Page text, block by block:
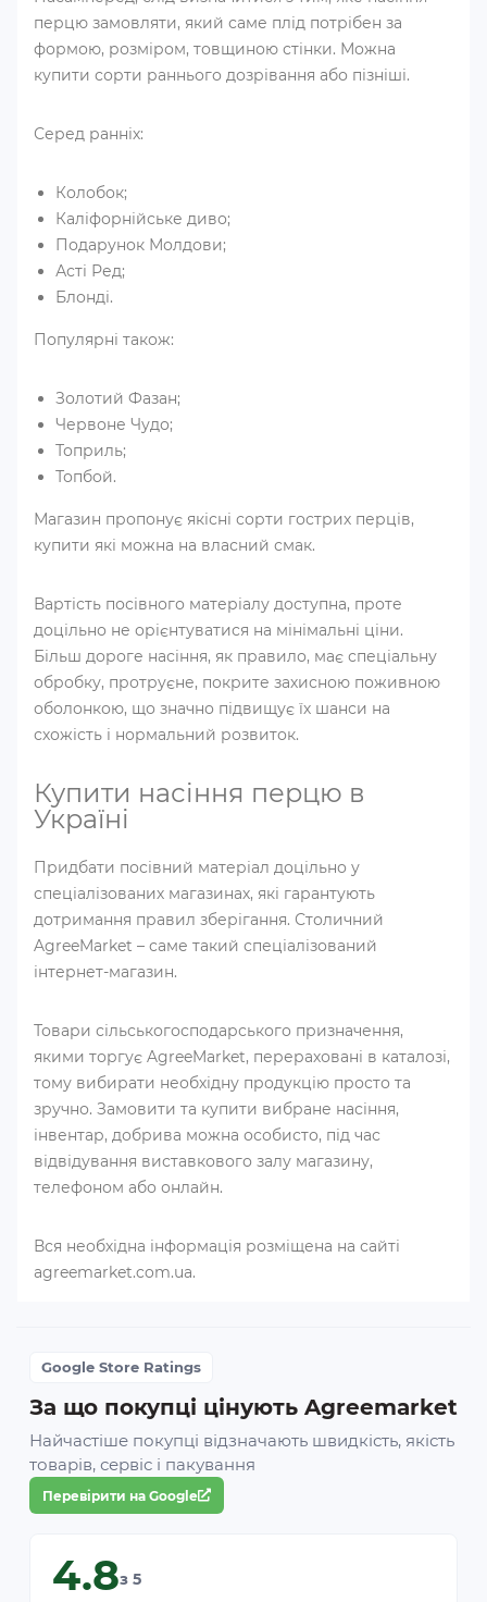
перцю замовляти, який саме плід потрібен за
формою, розміром, товщиною стінки. Можна
купити сорти раннього дозрівання або пізніші.
Серед ранніх:
Колобок;
Каліфорнійське диво;
Подарунок Молдови;
Асті Ред;
Блонді.
Популярні також:
Золотий Фазан;
Червоне Чудо;
Топриль;
Топбой.
Магазин пропонує якісні сорти гострих перців,
купити які можна на власний смак.
Вартість посівного матеріалу доступна, проте
доцільно не орієнтуватися на мінімальні ціни.
Більш дороге насіння, як правило, має спеціальну
обробку, протруєне, покрите захисною поживною
оболонкою, що значно підвищує їх шанси на
схожість і нормальний розвиток.
Купити насіння перцю в
Україні
Придбати посівний матеріал доцільно у
спеціалізованих магазинах, які гарантують
дотримання правил зберігання. Столичний
AgreeMarket – саме такий спеціалізований
інтернет-магазин.
Товари сільськогосподарського призначення,
якими торгує AgreeMarket, перераховані в каталозі,
тому вибирати необхідну продукцію просто та
зручно. Замовити та купити вибране насіння,
інвентар, добрива можна особисто, під час
відвідування виставкового залу магазину,
телефоном або онлайн.
Вся необхідна інформація розміщена на сайті
agreemarket.com.ua.
Google Store Ratings
За що покупці цінують Agreemarket
Найчастіше покупці відзначають швидкість, якість
товарів, сервіс і пакування
Перевірити на Google
4.8з 5